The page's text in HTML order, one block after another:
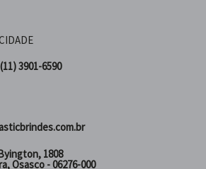
3901-6590
1808
Osasco - 06276-000